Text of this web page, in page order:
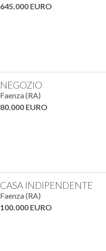
645.000 EURO
NEGOZIO
Faenza (RA)
80.000 EURO
CASA INDIPENDENTE
Faenza (RA)
100.000 EURO